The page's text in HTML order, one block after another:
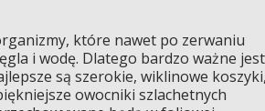
które nawet po zerwaniu
i wodę. Dlatego bardzo ważne jest
są szerokie, wiklinowe
owocniki szlachetnych